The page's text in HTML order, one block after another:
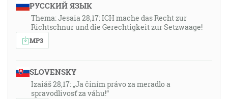
РУССКИЙ ЯЗЫК
Thema: Jesaia 28,17: ICH mache das Recht zur
Richtschnur und die Gerechtigkeit zur Setzwaage!
MP3
SLOVENSKY
Izaiáš 28,17: „Ja činím právo za meradlo a
spravodlivosť za váhu!“